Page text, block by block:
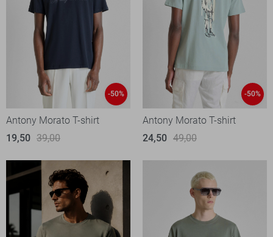
-50%
Antony Morato T-shirt
19,50 39,00
-50%
Antony Morato T-shirt
24,50 49,00